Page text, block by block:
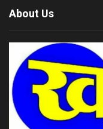
About Us